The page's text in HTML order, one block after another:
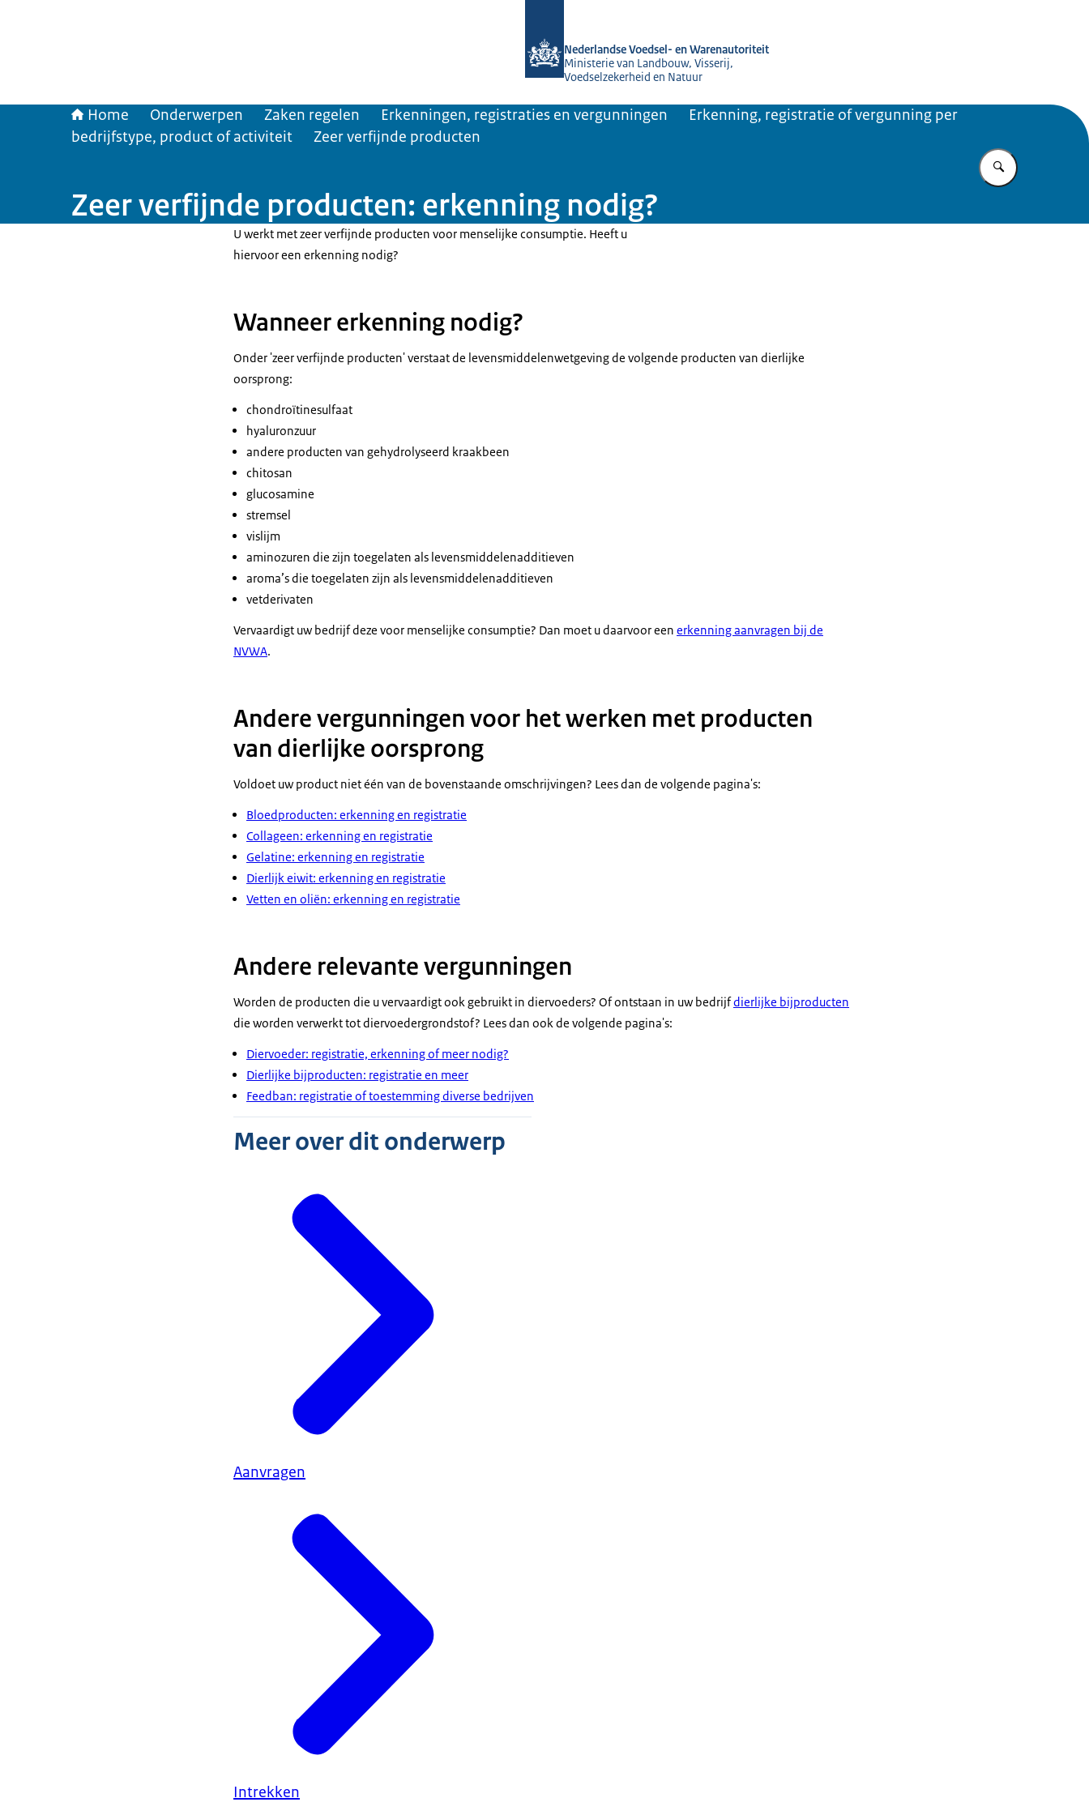
Nederlandse Voedsel- en Warenautoriteit
Ministerie van Landbouw, Visserij,
Voedselzekerheid en Natuur
Home Onderwerpen Zaken regelen Erkenningen, registraties en vergunningen
Erkenning, registratie of vergunning per
bedrijfstype, product of activiteit
Zeer verfijnde producten
Zeer verfijnde producten: erkenning nodig?
U werkt met zeer verfijnde producten voor menselijke consumptie. Heeft u
hiervoor een erkenning nodig?
Wanneer erkenning nodig?
Onder 'zeer verfijnde producten' verstaat de levensmiddelenwetgeving de volgende producten van dierlijke
oorsprong:
chondroïtinesulfaat
hyaluronzuur
andere producten van gehydrolyseerd kraakbeen
chitosan
glucosamine
stremsel
vislijm
aminozuren die zijn toegelaten als levensmiddelenadditieven
aroma’s die toegelaten zijn als levensmiddelenadditieven
vetderivaten
Vervaardigt uw bedrijf deze voor menselijke consumptie? Dan moet u daarvoor een erkenning aanvragen bij de
NVWA.
Andere vergunningen voor het werken met producten
van dierlijke oorsprong
Voldoet uw product niet één van de bovenstaande omschrijvingen? Lees dan de volgende pagina's:
Bloedproducten: erkenning en registratie
Collageen: erkenning en registratie
Gelatine: erkenning en registratie
Dierlijk eiwit: erkenning en registratie
Vetten en oliën: erkenning en registratie
Andere relevante vergunningen
Worden de producten die u vervaardigt ook gebruikt in diervoeders? Of ontstaan in uw bedrijfdierlijke bijproducten
die worden verwerkt tot diervoedergrondstof? Lees dan ook de volgende pagina's:
Diervoeder: registratie, erkenning of meer nodig?
Dierlijke bijproducten: registratie en meer
Feedban: registratie of toestemming diverse bedrijven
Meer over dit onderwerp
Aanvragen
Intrekken